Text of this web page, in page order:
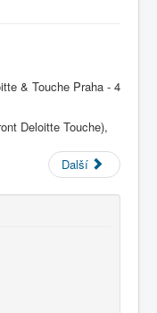
& Touche Praha - 4
Deloitte Touche),
Další